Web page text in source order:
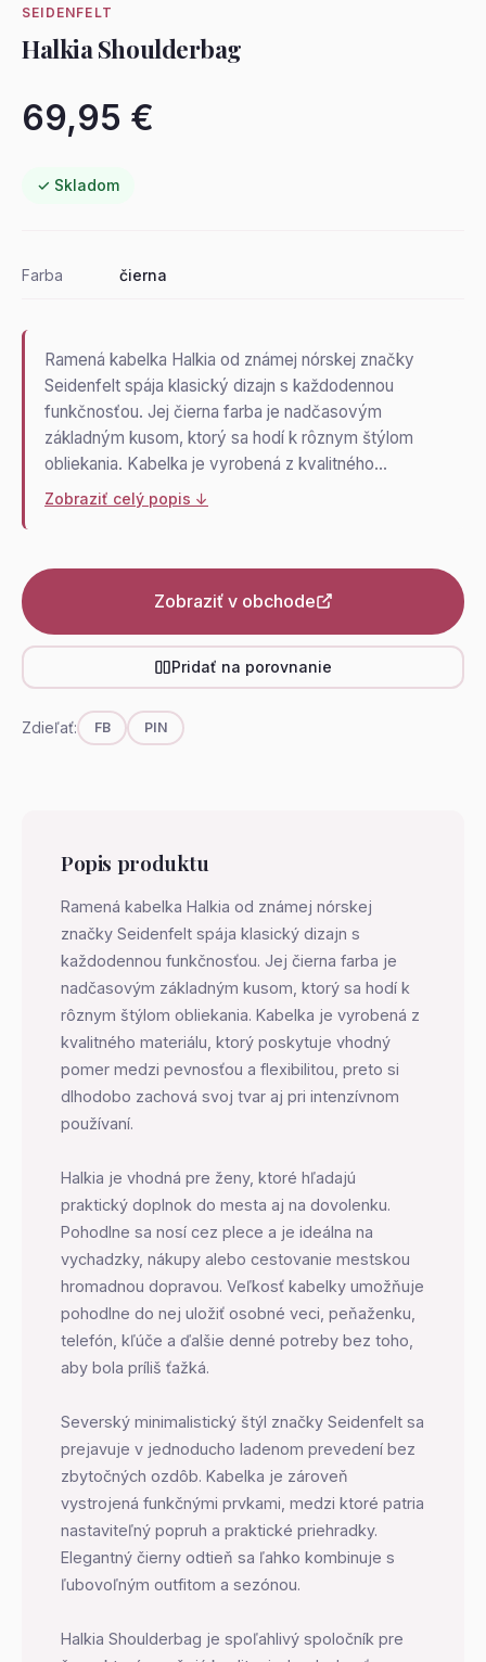
SEIDENFELT
Halkia Shoulderbag
69,95 €
✓ Skladom
Farba čierna
Ramená kabelka Halkia od známej nórskej značky
Seidenfelt spája klasický dizajn s každodennou
funkčnosťou. Jej čierna farba je nadčasovým
základným kusom, ktorý sa hodí k rôznym štýlom
obliekania. Kabelka je vyrobená z kvalitného…
Zobraziť celý popis ↓
Zobraziť v obchode
Pridať na porovnanie
Zdieľať: FB PIN
Popis produktu
Ramená kabelka Halkia od známej nórskej
značky Seidenfelt spája klasický dizajn s
každodennou funkčnosťou. Jej čierna farba je
nadčasovým základným kusom, ktorý sa hodí k
rôznym štýlom obliekania. Kabelka je vyrobená z
kvalitného materiálu, ktorý poskytuje vhodný
pomer medzi pevnosťou a flexibilitou, preto si
dlhodobo zachová svoj tvar aj pri intenzívnom
používaní.
Halkia je vhodná pre ženy, ktoré hľadajú
praktický doplnok do mesta aj na dovolenku.
Pohodlne sa nosí cez plece a je ideálna na
vychadzky, nákupy alebo cestovanie mestskou
hromadnou dopravou. Veľkosť kabelky umožňuje
pohodlne do nej uložiť osobné veci, peňaženku,
telefón, kľúče a ďalšie denné potreby bez toho,
aby bola príliš ťažká.
Severský minimalistický štýl značky Seidenfelt sa
prejavuje v jednoducho ladenom prevedení bez
zbytočných ozdôb. Kabelka je zároveň
vystrojená funkčnými prvkami, medzi ktoré patria
nastaviteľný popruh a praktické priehradky.
Elegantný čierny odtieň sa ľahko kombinuje s
ľubovoľným outfitom a sezónou.
Halkia Shoulderbag je spoľahlivý spoločník pre